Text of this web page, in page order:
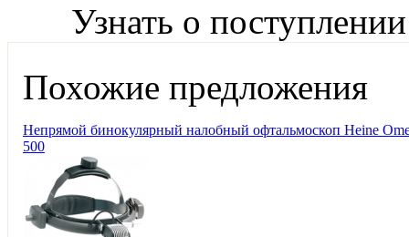
Узнать о поступлении
Похожие предложения
Непрямой бинокулярный налобный офтальмоскоп Heine
500